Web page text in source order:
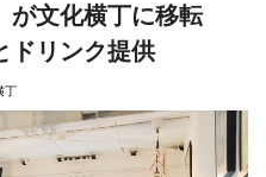
が文化横丁に移転
ドリンク提供
丁